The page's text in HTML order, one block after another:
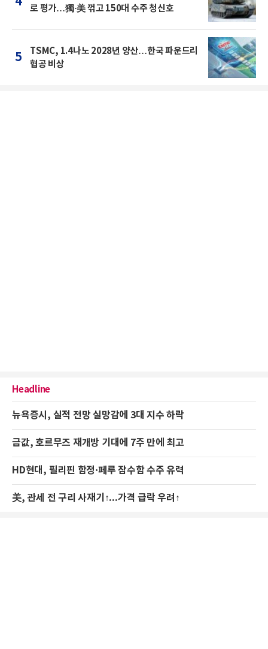
로 평가…獨·美 꺾고 150대 수주 청신호
5
TSMC, 1.4나노 2028년 양산…한국 파운드리
협공 비상
Headline
뉴욕증시, 실적 전망 실망감에 3대 지수 하락
금값, 호르무즈 재개방 기대에 7주 만에 최고
HD현대, 필리핀 함정·페루 잠수함 수주 유력
美, 관세 전 구리 사재기↑...가격 급락 우려↑